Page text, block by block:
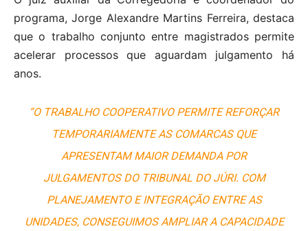
programa, Jorge Alexandre Martins Ferreira, destaca
que o trabalho conjunto entre magistrados permite
acelerar processos que aguardam julgamento há
anos.
“O TRABALHO COOPERATIVO PERMITE REFORÇAR
TEMPORARIAMENTE AS COMARCAS QUE
APRESENTAM MAIOR DEMANDA POR
JULGAMENTOS DO TRIBUNAL DO JÚRI. COM
PLANEJAMENTO E INTEGRAÇÃO ENTRE AS
UNIDADES, CONSEGUIMOS AMPLIAR A CAPACIDADE